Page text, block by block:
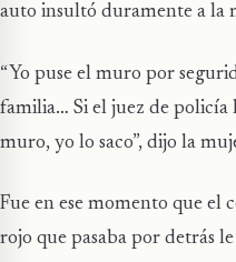
auto insultó duramente a la
“Yo puse el muro por
familia… Si el juez de policía
muro, yo lo saco”, dijo la
Fue en ese momento que
rojo que pasaba por detrás